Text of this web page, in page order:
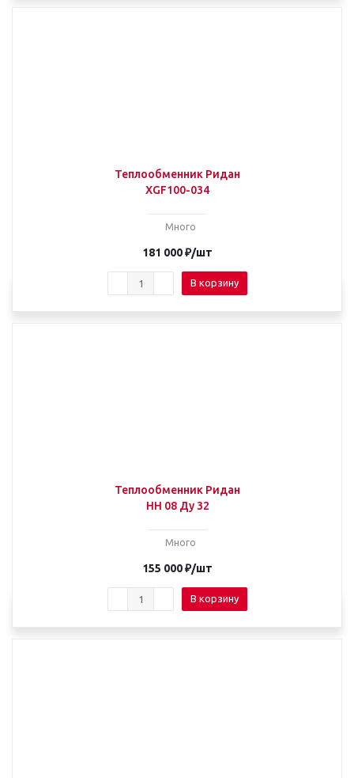
Теплообменник Ридан
XGF100-034
Много
181 000₽/шт
В корзину
Теплообменник Ридан
НН 08 Ду 32
Много
155 000₽/шт
В корзину